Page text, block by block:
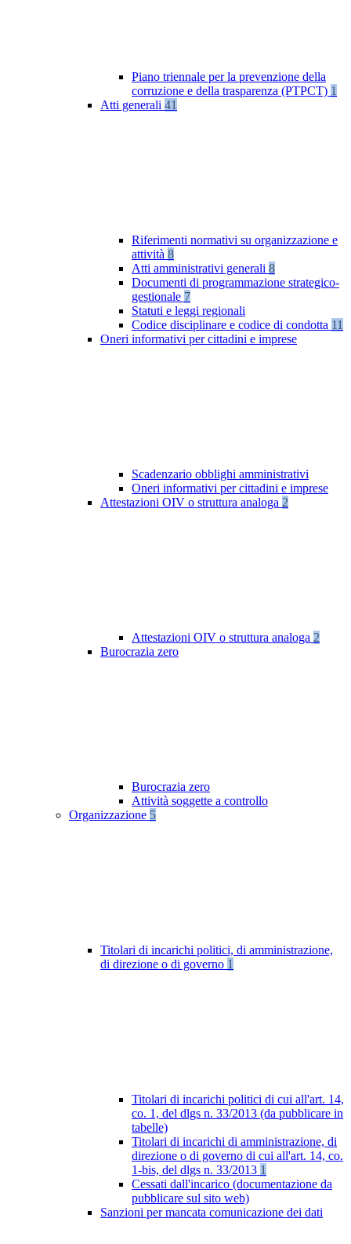
Piano triennale per la prevenzione della
corruzione e della trasparenza (PTPCT) 1
Atti generali 41
Riferimenti normativi su organizzazione e
attività 8
Atti amministrativi generali 8
Documenti di programmazione strategico-
gestionale 7
Statuti e leggi regionali
Codice disciplinare e codice di condotta 11
Oneri informativi per cittadini e imprese
Scadenzario obblighi amministrativi
Oneri informativi per cittadini e imprese
Attestazioni OIV o struttura analoga 2
Attestazioni OIV o struttura analoga 2
Burocrazia zero
Burocrazia zero
Attività soggette a controllo
Organizzazione 5
Titolari di incarichi politici, di amministrazione,
di direzione o di governo 1
Titolari di incarichi politici di cui all'art. 14,
co. 1, del dlgs n. 33/2013 (da pubblicare in
tabelle)
Titolari di incarichi di amministrazione, di
direzione o di governo di cui all'art. 14, co.
1-bis, del dlgs n. 33/2013 1
Cessati dall'incarico (documentazione da
pubblicare sul sito web)
Sanzioni per mancata comunicazione dei dati